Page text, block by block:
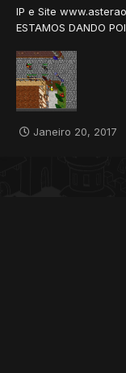
IP e Site
ESTAMOS DANDO
todas as novas
itens, raids 100%,
Janeiro 20, 2017